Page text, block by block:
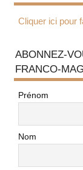
Cliquer ici pour
ABONNEZ-
FRANCO-
Prénom
Nom